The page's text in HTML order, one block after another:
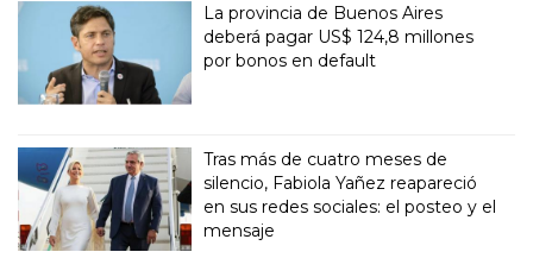
La provincia de Buenos Aires
deberá pagar US$ 124,8 millones
por bonos en default
Tras más de cuatro meses de
silencio, Fabiola Yañez reapareció
en sus redes sociales: el posteo y el
mensaje